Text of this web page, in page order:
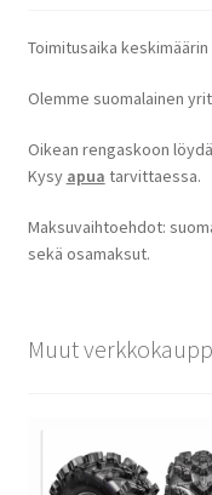
Toimitusaika keskimäärin
Olemme suomalainen
Oikean rengaskoon
Kysy apua tarvittaessa.
Maksuvaihtoehdot:
sekä osamaksut.
Muut